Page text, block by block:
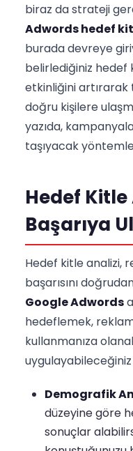
biraz da strateji
Adwords hedef
burada devreye
belirlediğiniz hedef
etkinliğini artırarak
doğru kişilere
yazıda,
taşıyacak
Hedef
Başarıya
Hedef kitle analizi,
başarısını
Google Adwords
hedeflemek,
kullanmanıza
Demografik
düzeyine göre
sonuçlar